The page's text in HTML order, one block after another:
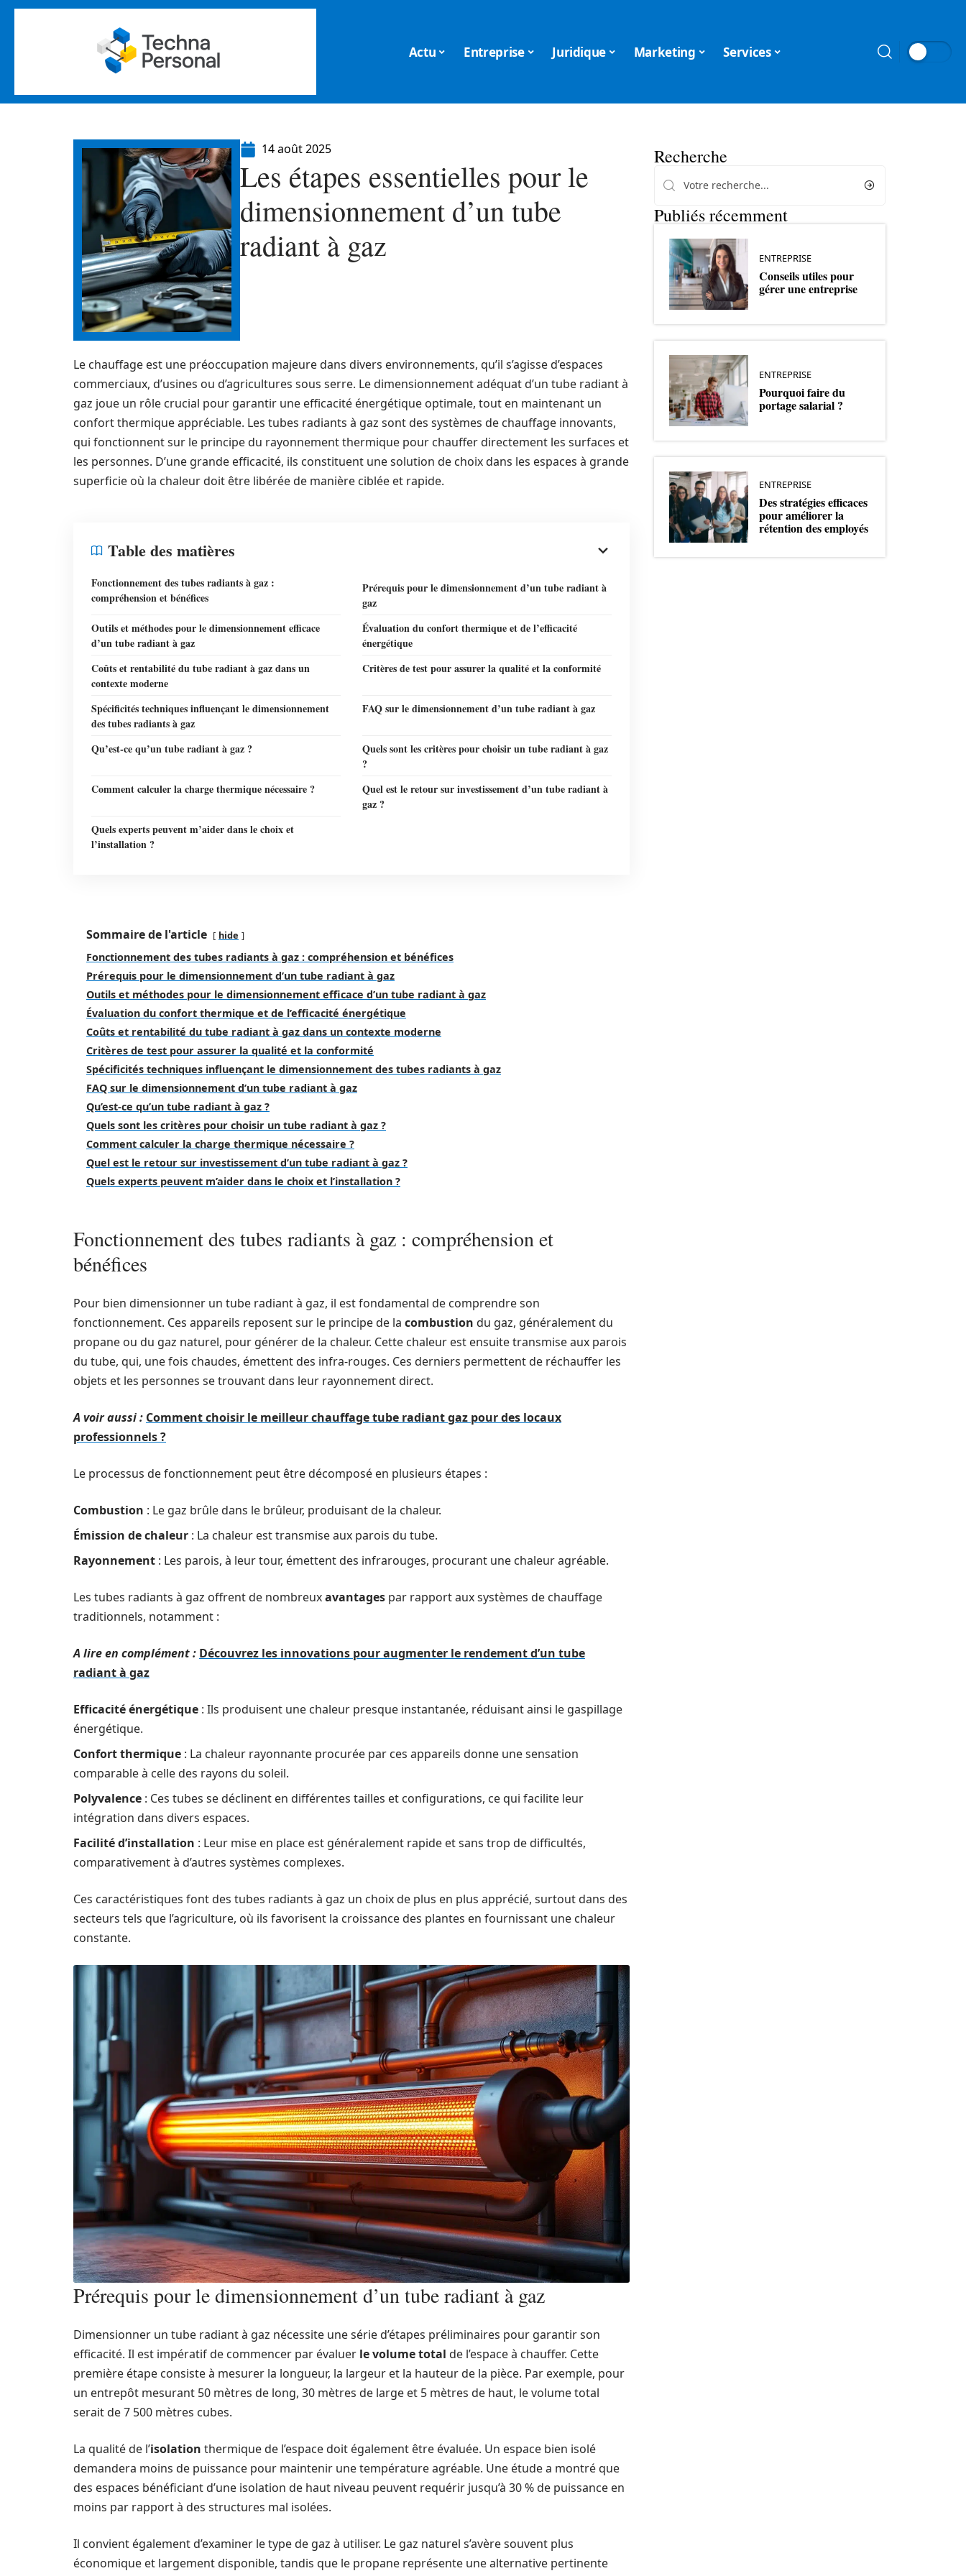
Actu Entreprise Juridique Marketing Services
14 août 2025
Les étapes essentielles pour le
dimensionnement d’un tube
radiant à gaz
Le chauffage est une préoccupation majeure dans divers environnements, qu’il s’agisse d’espaces
commerciaux, d’usines ou d’agricultures sous serre. Le dimensionnement adéquat d’un tube radiant à
gaz joue un rôle crucial pour garantir une efficacité énergétique optimale, tout en maintenant un
confort thermique appréciable. Les tubes radiants à gaz sont des systèmes de chauffage innovants,
qui fonctionnent sur le principe du rayonnement thermique pour chauffer directement les surfaces et
les personnes. D’une grande efficacité, ils constituent une solution de choix dans les espaces à grande
superficie où la chaleur doit être libérée de manière ciblée et rapide.
Table des matières
Fonctionnement des tubes radiants à gaz :
compréhension et bénéfices
Prérequis pour le dimensionnement d’un tube radiant à
gaz
Outils et méthodes pour le dimensionnement efficace
d’un tube radiant à gaz
Évaluation du confort thermique et de l’efficacité
énergétique
Coûts et rentabilité du tube radiant à gaz dans un
contexte moderne
Critères de test pour assurer la qualité et la conformité
Spécificités techniques influençant le dimensionnement
des tubes radiants à gaz
FAQ sur le dimensionnement d’un tube radiant à gaz
Qu’est-ce qu’un tube radiant à gaz ?
Quels sont les critères pour choisir un tube radiant à gaz
?
Comment calculer la charge thermique nécessaire ?
Quel est le retour sur investissement d’un tube radiant à
gaz ?
Quels experts peuvent m’aider dans le choix et
l’installation ?
Sommaire de l'article hide
Fonctionnement des tubes radiants à gaz : compréhension et bénéfices
Prérequis pour le dimensionnement d’un tube radiant à gaz
Outils et méthodes pour le dimensionnement efficace d’un tube radiant à gaz
Évaluation du confort thermique et de l’efficacité énergétique
Coûts et rentabilité du tube radiant à gaz dans un contexte moderne
Critères de test pour assurer la qualité et la conformité
Spécificités techniques influençant le dimensionnement des tubes radiants à gaz
FAQ sur le dimensionnement d’un tube radiant à gaz
Qu’est-ce qu’un tube radiant à gaz ?
Quels sont les critères pour choisir un tube radiant à gaz ?
Comment calculer la charge thermique nécessaire ?
Quel est le retour sur investissement d’un tube radiant à gaz ?
Quels experts peuvent m’aider dans le choix et l’installation ?
Fonctionnement des tubes radiants à gaz : compréhension et
bénéfices
Pour bien dimensionner un tube radiant à gaz, il est fondamental de comprendre son
fonctionnement. Ces appareils reposent sur le principe de la combustion du gaz, généralement du
propane ou du gaz naturel, pour générer de la chaleur. Cette chaleur est ensuite transmise aux parois
du tube, qui, une fois chaudes, émettent des infra-rouges. Ces derniers permettent de réchauffer les
objets et les personnes se trouvant dans leur rayonnement direct.
A voir aussi : Comment choisir le meilleur chauffage tube radiant gaz pour des locaux
professionnels ?
Le processus de fonctionnement peut être décomposé en plusieurs étapes :
Combustion : Le gaz brûle dans le brûleur, produisant de la chaleur.
Émission de chaleur : La chaleur est transmise aux parois du tube.
Rayonnement : Les parois, à leur tour, émettent des infrarouges, procurant une chaleur agréable.
Les tubes radiants à gaz offrent de nombreuxavantages par rapport aux systèmes de chauffage
traditionnels, notamment :
A lire en complément : Découvrez les innovations pour augmenter le rendement d’un tube
radiant à gaz
Efficacité énergétique : Ils produisent une chaleur presque instantanée, réduisant ainsi le gaspillage
énergétique.
Confort thermique : La chaleur rayonnante procurée par ces appareils donne une sensation
comparable à celle des rayons du soleil.
Polyvalence : Ces tubes se déclinent en différentes tailles et configurations, ce qui facilite leur
intégration dans divers espaces.
Facilité d’installation : Leur mise en place est généralement rapide et sans trop de difficultés,
comparativement à d’autres systèmes complexes.
Ces caractéristiques font des tubes radiants à gaz un choix de plus en plus apprécié, surtout dans des
secteurs tels que l’agriculture, où ils favorisent la croissance des plantes en fournissant une chaleur
constante.
Prérequis pour le dimensionnement d’un tube radiant à gaz
Dimensionner un tube radiant à gaz nécessite une série d’étapes préliminaires pour garantir son
efficacité. Il est impératif de commencer par évaluer le volume total de l’espace à chauffer. Cette
première étape consiste à mesurer la longueur, la largeur et la hauteur de la pièce. Par exemple, pour
un entrepôt mesurant 50 mètres de long, 30 mètres de large et 5 mètres de haut, le volume total
serait de 7 500 mètres cubes.
La qualité de l’isolation thermique de l’espace doit également être évaluée. Un espace bien isolé
demandera moins de puissance pour maintenir une température agréable. Une étude a montré que
des espaces bénéficiant d’une isolation de haut niveau peuvent requérir jusqu’à 30 % de puissance en
moins par rapport à des structures mal isolées.
Il convient également d’examiner le type de gaz à utiliser. Le gaz naturel s’avère souvent plus
économique et largement disponible, tandis que le propane représente une alternative pertinente
Recherche
Publiés récemment
ENTREPRISE
Conseils utiles pour
gérer une entreprise
ENTREPRISE
Pourquoi faire du
portage salarial ?
ENTREPRISE
Des stratégies efficaces
pour améliorer la
rétention des employés